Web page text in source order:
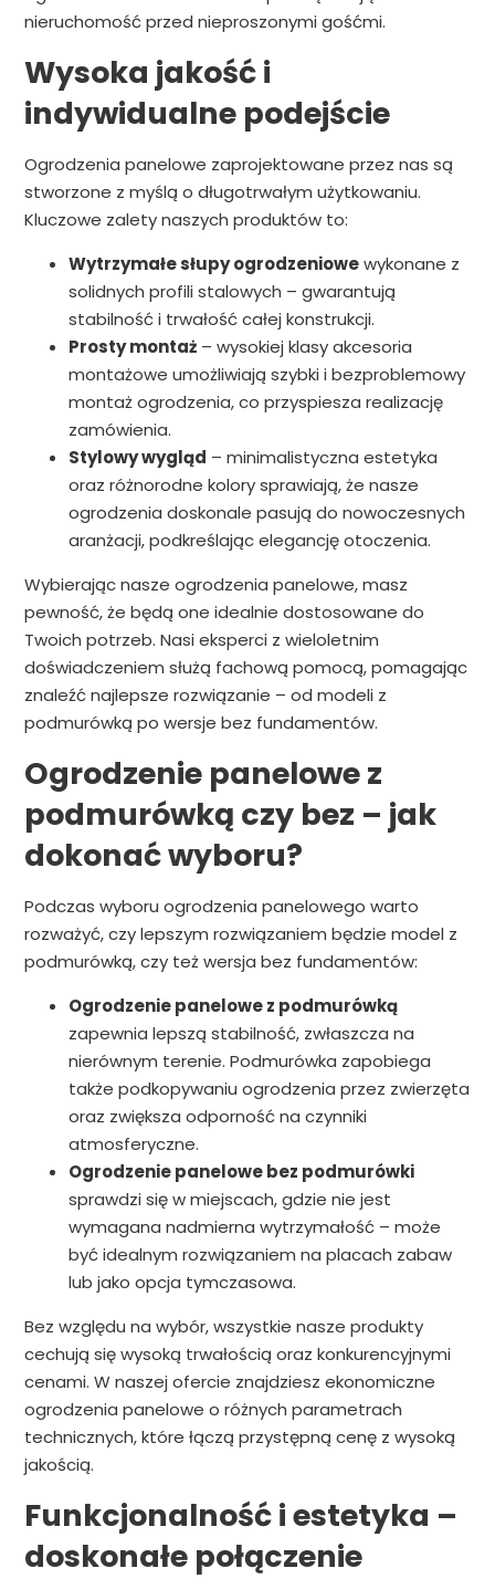
nieruchomość przed nieproszonymi gośćmi.
Wysoka jakość i
indywidualne podejście
Ogrodzenia panelowe zaprojektowane przez nas są
stworzone z myślą o długotrwałym użytkowaniu.
Kluczowe zalety naszych produktów to:
Wytrzymałe słupy ogrodzeniowewykonane z
solidnych profili stalowych – gwarantują
stabilność i trwałość całej konstrukcji.
Prosty montaż– wysokiej klasy akcesoria
montażowe umożliwiają szybki i bezproblemowy
montaż ogrodzenia, co przyspiesza realizację
zamówienia.
Stylowy wygląd – minimalistyczna estetyka
oraz różnorodne kolory sprawiają, że nasze
ogrodzenia doskonale pasują do nowoczesnych
aranżacji, podkreślając elegancję otoczenia.
Wybierając nasze ogrodzenia panelowe, masz
pewność, że będą one idealnie dostosowane do
Twoich potrzeb. Nasi eksperci z wieloletnim
doświadczeniem służą fachową pomocą, pomagając
znaleźć najlepsze rozwiązanie – od modeli z
podmurówką po wersje bez fundamentów.
Ogrodzenie panelowe z
podmurówką czy bez – jak
dokonać wyboru?
Podczas wyboru ogrodzenia panelowego warto
rozważyć, czy lepszym rozwiązaniem będzie model z
podmurówką, czy też wersja bez fundamentów:
Ogrodzenie panelowe z podmurówką
zapewnia lepszą stabilność, zwłaszcza na
nierównym terenie. Podmurówka zapobiega
także podkopywaniu ogrodzenia przez zwierzęta
oraz zwiększa odporność na czynniki
atmosferyczne.
Ogrodzenie panelowe bez podmurówki
sprawdzi się w miejscach, gdzie nie jest
wymagana nadmierna wytrzymałość – może
być idealnym rozwiązaniem na placach zabaw
lub jako opcja tymczasowa.
Bez względu na wybór, wszystkie nasze produkty
cechują się wysoką trwałością oraz konkurencyjnymi
cenami. W naszej ofercie znajdziesz ekonomiczne
ogrodzenia panelowe o różnych parametrach
technicznych, które łączą przystępną cenę z wysoką
jakością.
Funkcjonalność i estetyka –
doskonałe połączenie